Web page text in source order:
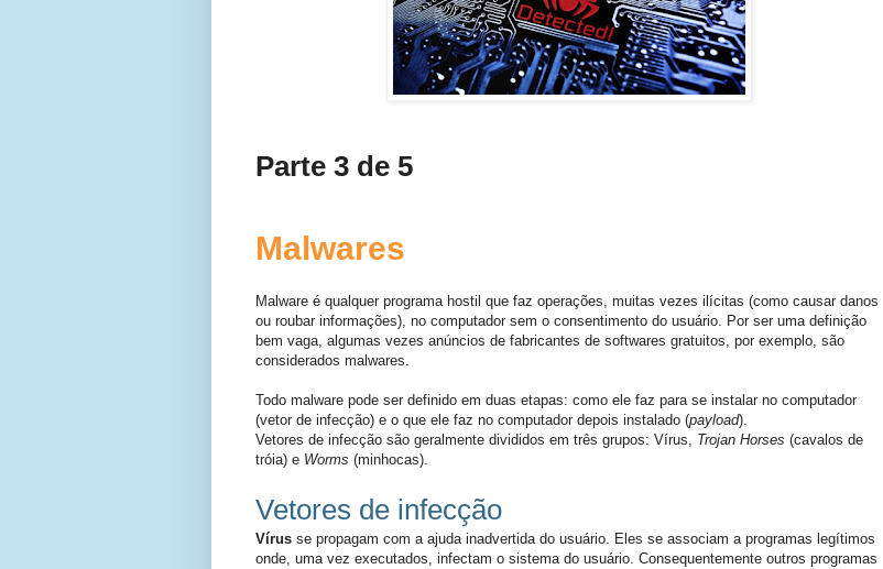
Parte 3 de 5
Malwares
Malware é qualquer programa hostil que faz operações, muitas vezes ilícitas (como causar danos
ou roubar informações), no computador sem o consentimento do usuário. Por ser uma definição
bem vaga, algumas vezes anúncios de fabricantes de softwares gratuitos, por exemplo, são
considerados malwares.
Todo malware pode ser definido em duas etapas: como ele faz para se instalar no computador
(vetor de infecção) e o que ele faz no computador depois instalado (payload).
Vetores de infecção são geralmente divididos em três grupos: Vírus, Trojan Horses (cavalos de
tróia) e Worms (minhocas).
Vetores de infecção
Vírus se propagam com a ajuda inadvertida do usuário. Eles se associam a programas legítimos
onde, uma vez executados, infectam o sistema do usuário. Consequentemente outros programas